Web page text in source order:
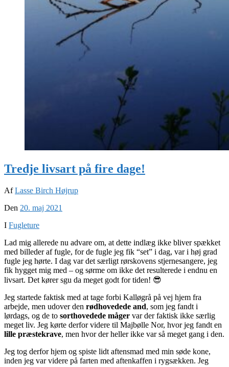
Tredje livsart på fire dage!
AfLasse Birch Højrup
Den 20. maj 2021
I Fugleture
Lad mig allerede nu advare om, at dette indlæg ikke bliver spækket
med billeder af fugle, for de fugle jeg fik “set” i dag, var i høj grad
fugle jeg hørte. I dag var det særligt rørskovens stjernesangere, jeg
fik hygget mig med – og sørme om ikke det resulterede i endnu en
livsart. Det kører sgu da meget godt for tiden! 😎
Jeg startede faktisk med at tage forbi Kalløgrå på vej hjem fra
arbejde, men udover den rødhovedede and, som jeg fandt i
lørdags, og de to sorthovedede måger var der faktisk ikke særlig
meget liv. Jeg kørte derfor videre til Majbølle Nor, hvor jeg fandt en
lille præstekrave, men hvor der heller ikke var så meget gang i den.
Jeg tog derfor hjem og spiste lidt aftensmad med min søde kone,
inden jeg var videre på farten med aftenkaffen i rygsækken. Jeg